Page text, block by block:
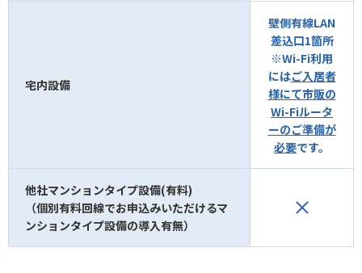
宅内設備
壁側有線LAN
差込口1箇所
※Wi-Fi利用
にはご入居者
様にて市販の
Wi-Fiルータ
ーのご準備が
必要です。
他社マンションタイプ設備(有料)
（個別有料回線でお申込みいただけるマ
ンションタイプ設備の導入有無）